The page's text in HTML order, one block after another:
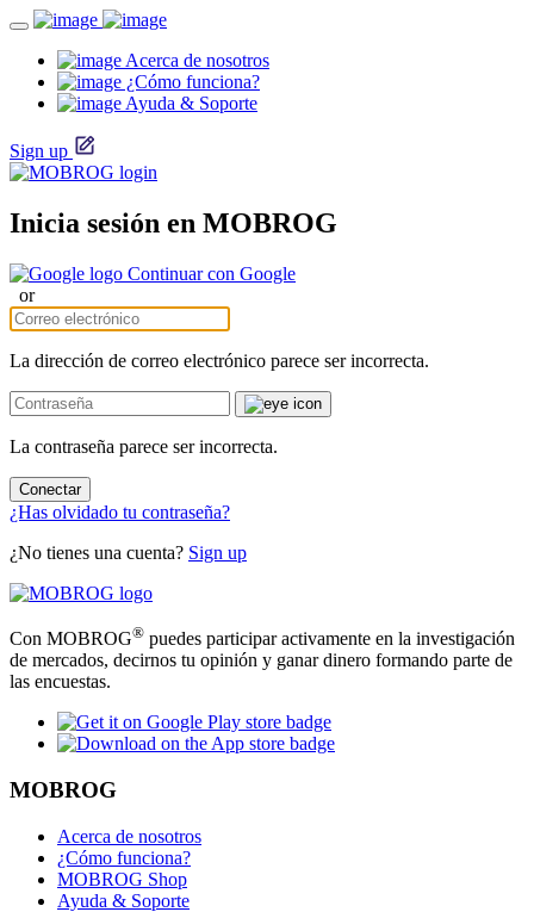
Acerca de nosotros
¿Cómo funciona?
Ayuda & Soporte
Sign up
Inicia sesión en MOBROG
Continuar con Google
or
La dirección de correo electrónico parece ser incorrecta.
La contraseña parece ser incorrecta.
Conectar
¿Has olvidado tu contraseña?
¿No tienes una cuenta? Sign up
Con MOBROG® puedes participar activamente en la investigación
de mercados, decirnos tu opinión y ganar dinero formando parte de
las encuestas.
MOBROG
Acerca de nosotros
¿Cómo funciona?
MOBROG Shop
Ayuda & Soporte